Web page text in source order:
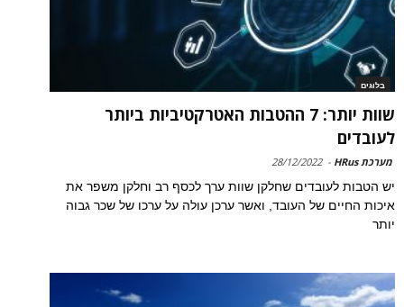
בלוגים
שוות יותר: 7 ההטבות האטרקטיביות ביותר
לעובדים
מערכת HRus -
28/12/2022
יש הטבות לעובדים שחלקן שוות ערך לכסף רב וחלקן משפר את
איכות החיים של העובד, ואשר ערכן עולה על ערכו של שכר גבוה
יותר